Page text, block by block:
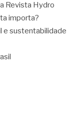
Revista Hydro
importa?
e sustentabilidade